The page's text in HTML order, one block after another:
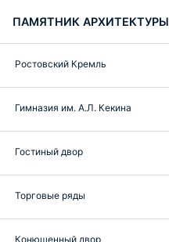
ПАМЯТНИК АРХИТЕКТУРЫ
Ростовский Кремль
Гимназия им. А.Л. Кекина
Гостиный двор
Торговые ряды
Конюшенный двор